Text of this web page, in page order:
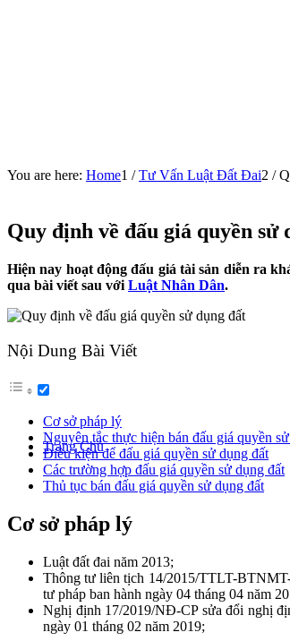
Trang Chủ
You are here: Home1 / Tư Vấn Luật Đất Đai2 /
Quy định về đấu giá quyền sử
Hiện nay hoạt động đấu giá tài sản diễn ra
qua bài viết sau với Luật Nhân Dân.
Nội Dung Bài Viết
Cơ sở pháp lý
Nguyên tắc thực hiện bán đấu giá quyền
Điều kiện để đấu giá quyền sử dụng đất
Các trường hợp đấu giá quyền sử dụng đất
Thủ tục bán đấu giá quyền sử dụng đất
Cơ sở pháp lý
Luật đất đai năm 2013;
Thông tư liên tịch 14/2015/TTLT-
tư pháp ban hành ngày 04 tháng 04 năm
Nghị định 17/2019/NĐ-CP sửa đổi nghị
ngày 01 tháng 02 năm 2019;